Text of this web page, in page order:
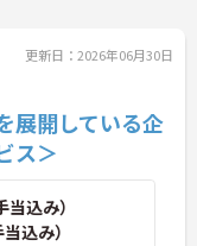
更新日：2026年06月30日
展開している企
ス＞
込み）
込み）